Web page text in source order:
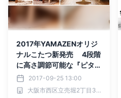
2017年YAMAZENオリジ
ナルこたつ新発売 4段階
に高さ調節可能な『ピタ高
こたつ』、 ソファと使え
る『リビングダイニング・
2017-09-25 13:00
大阪市西区立売堀2丁目3番16号 株式会社山善 (証券コード：8051)